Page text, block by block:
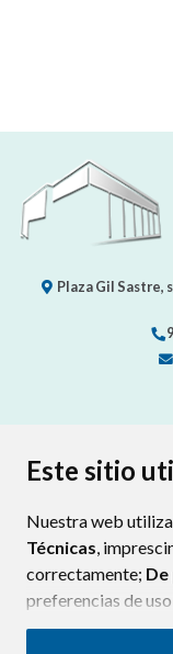
Este sitio
Nuestra web
Técnicas,
correctamente;
preferencias de
funcionamiento de
Plaza Gil Sastre,